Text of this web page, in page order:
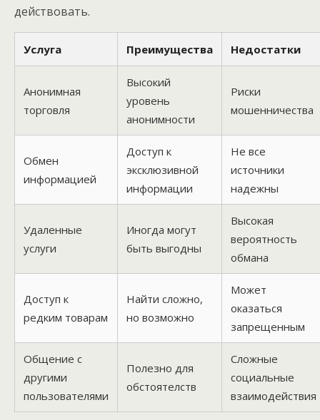
действовать.
Услуга Преимущества Недостатки
Анонимная
торговля
Высокий
уровень
анонимности
Риски
мошенничества
Обмен
информацией
Доступ к
эксклюзивной
информации
Не все
источники
надежны
Удаленные
услуги
Иногда могут
быть выгодны
Высокая
вероятность
обмана
Доступ к
редким товарам
Найти сложно,
но возможно
Может
оказаться
запрещенным
Общение с
другими
пользователями
Полезно для
обстоятелств
Сложные
социальные
взаимодействия